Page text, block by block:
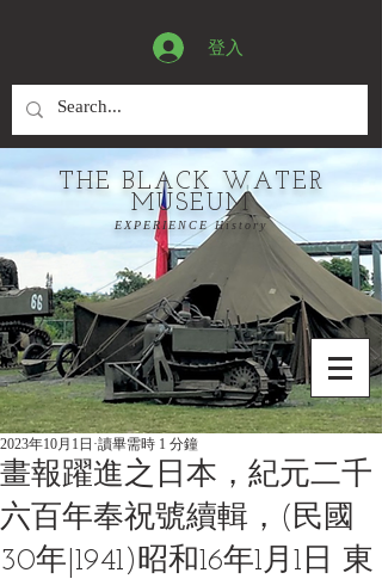
登入
THE BLACK WATER
MUSEUM
EXPERIENCE History
畫報躍進之日本，紀元二千
六百年奉祝號續輯，(民國
30年|1941)昭和16年1月1日 東
2023年10月1日 讀畢需時 1 分鐘